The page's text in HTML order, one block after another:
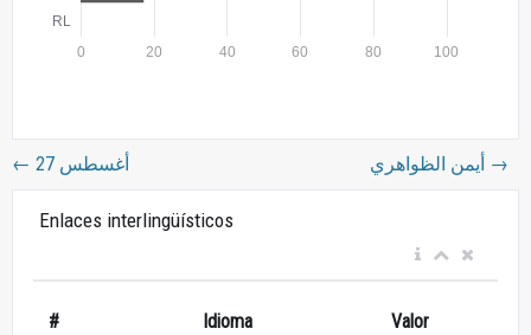
← 27 أغسطس →
Enlaces interlingüísticos
# Idioma Valor